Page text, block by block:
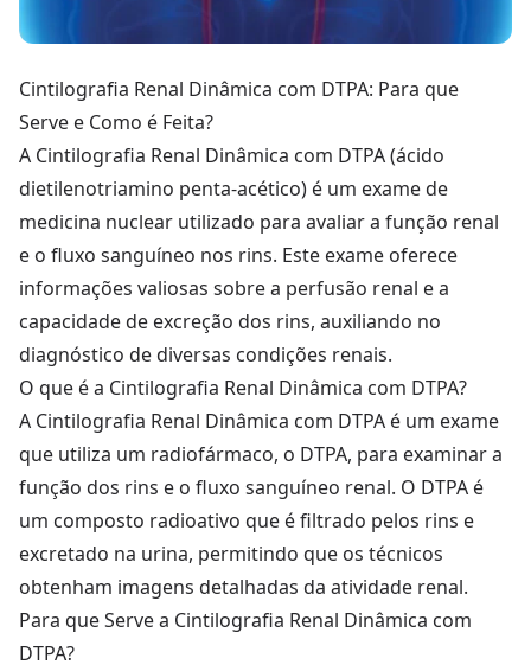
Cintilografia Renal Dinâmica com DTPA: Para que
Serve e Como é Feita?
A Cintilografia Renal Dinâmica com DTPA (ácido
dietilenotriamino penta-acético) é um exame de
medicina nuclear utilizado para avaliar a função renal
e o fluxo sanguíneo nos rins. Este exame oferece
informações valiosas sobre a perfusão renal e a
capacidade de excreção dos rins, auxiliando no
diagnóstico de diversas condições renais.
O que é a Cintilografia Renal Dinâmica com DTPA?
A Cintilografia Renal Dinâmica com DTPA é um exame
que utiliza um radiofármaco, o DTPA, para examinar a
função dos rins e o fluxo sanguíneo renal. O DTPA é
um composto radioativo que é filtrado pelos rins e
excretado na urina, permitindo que os técnicos
obtenham imagens detalhadas da atividade renal.
Para que Serve a Cintilografia Renal Dinâmica com
DTPA?